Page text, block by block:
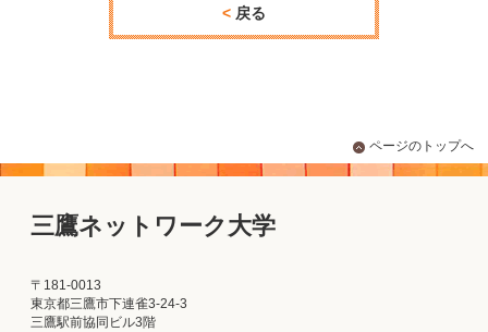
戻る
ページのトップへ
三鷹ネットワーク大学
〒181-0013
東京都三鷹市下連雀3-24-3
三鷹駅前協同ビル3階